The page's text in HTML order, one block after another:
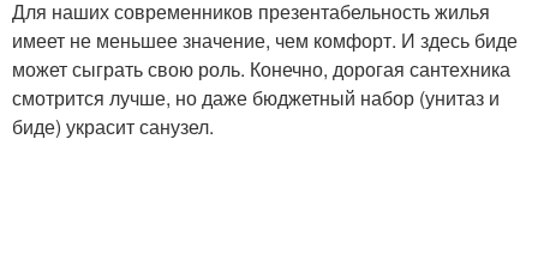
Для наших современников презентабельность жилья
имеет не меньшее значение, чем комфорт. И здесь биде
может сыграть свою роль. Конечно, дорогая сантехника
смотрится лучше, но даже бюджетный набор (унитаз и
биде) украсит санузел.